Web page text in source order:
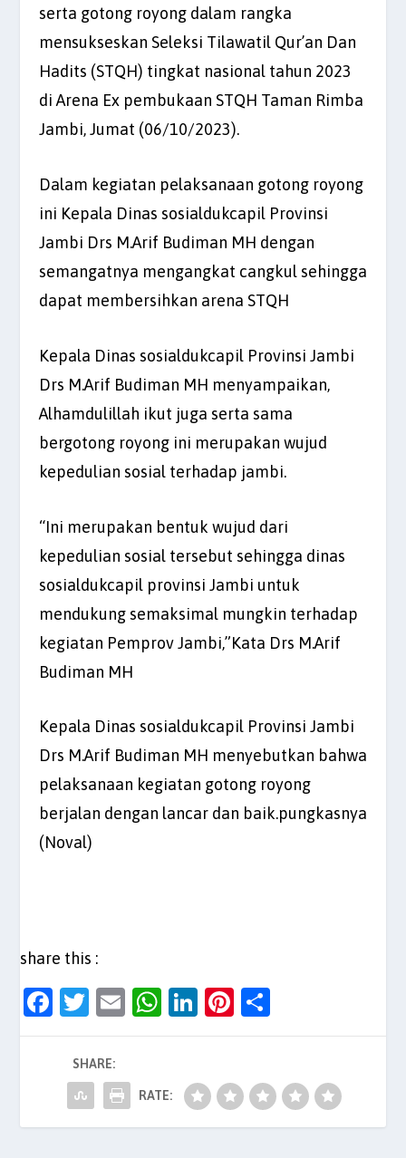
serta gotong royong dalam rangka
mensukseskan Seleksi Tilawatil Qur’an Dan
Hadits (STQH) tingkat nasional tahun 2023
di Arena Ex pembukaan STQH Taman Rimba
Jambi, Jumat (06/10/2023).
Dalam kegiatan pelaksanaan gotong royong
ini Kepala Dinas sosialdukcapil Provinsi
Jambi Drs M.Arif Budiman MH dengan
semangatnya mengangkat cangkul sehingga
dapat membersihkan arena STQH
Kepala Dinas sosialdukcapil Provinsi Jambi
Drs M.Arif Budiman MH menyampaikan,
Alhamdulillah ikut juga serta sama
bergotong royong ini merupakan wujud
kepedulian sosial terhadap jambi.
“Ini merupakan bentuk wujud dari
kepedulian sosial tersebut sehingga dinas
sosialdukcapil provinsi Jambi untuk
mendukung semaksimal mungkin terhadap
kegiatan Pemprov Jambi,”Kata Drs M.Arif
Budiman MH
Kepala Dinas sosialdukcapil Provinsi Jambi
Drs M.Arif Budiman MH menyebutkan bahwa
pelaksanaan kegiatan gotong royong
berjalan dengan lancar dan baik.pungkasnya
(Noval)
share this :
F
a
e
b
T
w
itt
er
E
m
l
W
h
s
Li
n
e
dI
Pi
nt
es
t
h
e
SHARE:
RATE: